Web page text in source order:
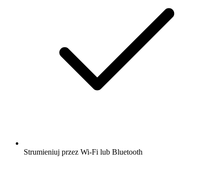
Strumieniuj przez Wi-Fi lub Bluetooth